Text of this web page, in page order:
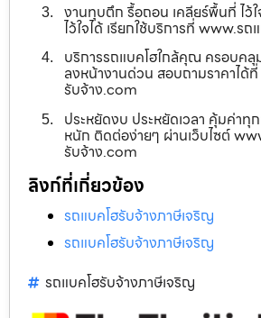
งานทุบตึก รื้อถอน เคลียร์พื้นที่ ไว้ใ
ไว้ใจได้ เรียกใช้บริการที่ www.ร
บริการรถแบคโฮใกล้คุณ ครอบค
ลงหน้างานด่วน สอบถามราคาได้
รับจ้าง.com
ประหยัดงบ ประหยัดเวลา คุ้มค่าทุก
หนัก ติดต่อง่ายๆ ผ่านเว็บไซต์
รับจ้าง.com
ลิงก์ที่เกี่ยวข้อง
รถแบคโฮรับจ้างภาษีเจริญ
รถแบคโฮรับจ้างภาษีเจริญ
รถแบคโฮรับจ้างภาษีเจริญ